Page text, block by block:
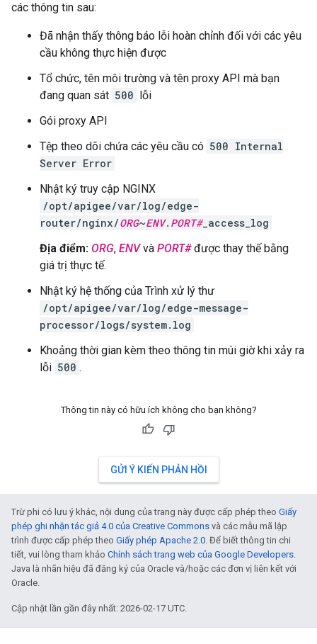
các thông tin sau:
Đã nhận thấy thông báo lỗi hoàn chỉnh đối với các yêu
cầu không thực hiện được
Tổ chức, tên môi trường và tên proxy API mà bạn
đang quan sát 500
lỗi
Gói proxy API
Tệp theo dõi chứa các yêu cầu có 500 Internal
Server Error
Nhật ký truy cập NGINX
/opt/apigee/var/log/edge-
router/nginx/ORG~ENV. PORT#_access_log
Địa điểm: ORG, ENVvà PORT#được thay thế bằng
giá trị thực tế.
Nhật ký hệ thống của Trình xử lý thư
/opt/apigee/var/log/edge-message-
processor/logs/system.log
Khoảng thời gian kèm theo thông tin múi giờ khi xảy ra
lỗi 500 .
Thông tin này có hữu ích không cho bạn không?
GỬI Ý KIẾN PHẢN HỒI
Trừ phi có lưu ý khác, nội dung của trang này được cấp phép theo Giấy
phép ghi nhận tác giả 4.0 của Creative Commons và các mẫu mã lập
trình được cấp phép theo Giấy phép Apache 2.0. Để biết thông tin chi
tiết, vui lòng tham khảo Chính sách trang web của Google Developers.
Java là nhãn hiệu đã đăng ký của Oracle và/hoặc các đơn vị liên kết với
Oracle.
Cập nhật lần gần đây nhất: 2026-02-17 UTC.